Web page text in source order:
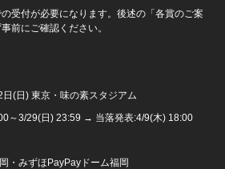
受付が必要になります。後述の「各賞のご案
前にご確認ください。
(日) 東京・味の素スタジアム
～3/29(日) 23:59 → 当落発表:4/9(木) 18:00
・みずほPayPayドーム福岡